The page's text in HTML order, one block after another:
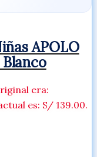
APOLO
era:
es: S/ 139.00.